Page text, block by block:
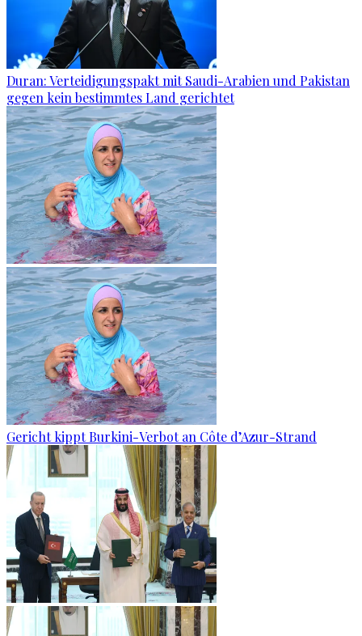
Duran: Verteidigungspakt mit Saudi-Arabien und Pakistan
gegen kein bestimmtes Land gerichtet
Gericht kippt Burkini-Verbot an Côte d’Azur-Strand